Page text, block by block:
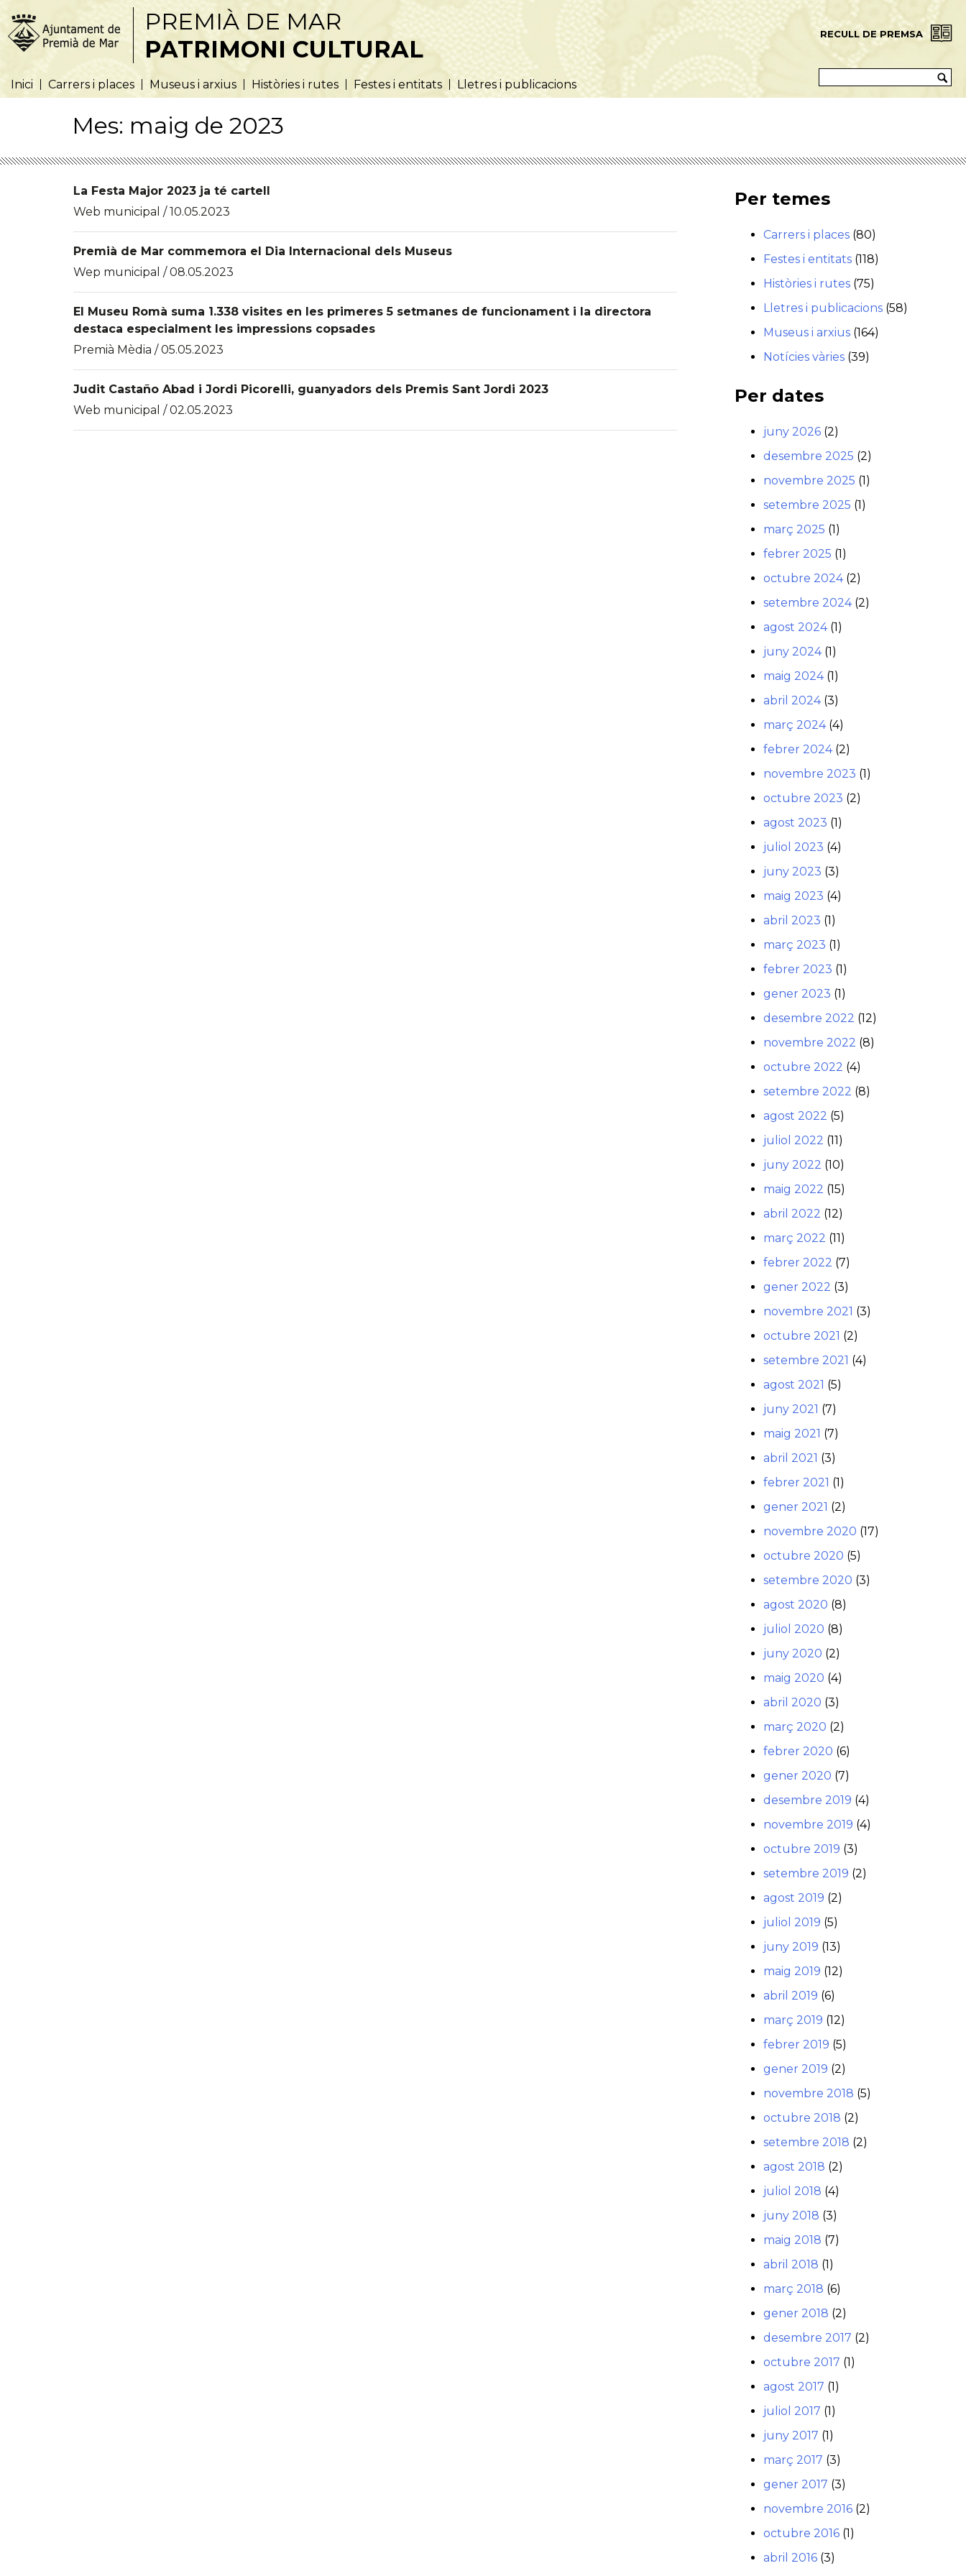
PREMIÀ DE MAR
PATRIMONI CULTURAL
Inici Carrers i places Museus i arxius Històries i rutes Festes i entitats Lletres i publicacions
RECULL DE PREMSA
Mes: maig de 2023
La Festa Major 2023 ja té cartell
Web municipal / 10.05.2023
Premià de Mar commemora el Dia Internacional dels Museus
Wep municipal / 08.05.2023
El Museu Romà suma 1.338 visites en les primeres 5 setmanes de funcionament i la directora
destaca especialment les impressions copsades
Premià Mèdia / 05.05.2023
Judit Castaño Abad i Jordi Picorelli, guanyadors dels Premis Sant Jordi 2023
Web municipal / 02.05.2023
Per temes
Carrers i places (80)
Festes i entitats (118)
Històries i rutes (75)
Lletres i publicacions (58)
Museus i arxius (164)
Notícies vàries (39)
Per dates
juny 2026 (2)
desembre 2025 (2)
novembre 2025 (1)
setembre 2025 (1)
març 2025 (1)
febrer 2025 (1)
octubre 2024(2)
setembre 2024(2)
agost 2024(1)
juny 2024(1)
maig 2024(1)
abril 2024(3)
març 2024(4)
febrer 2024(2)
novembre 2023 (1)
octubre 2023 (2)
agost 2023 (1)
juliol 2023 (4)
juny 2023 (3)
maig 2023 (4)
abril 2023 (1)
març 2023 (1)
febrer 2023 (1)
gener 2023 (1)
desembre 2022 (12)
novembre 2022 (8)
octubre 2022 (4)
setembre 2022 (8)
agost 2022 (5)
juliol 2022 (11)
juny 2022 (10)
maig 2022 (15)
abril 2022 (12)
març 2022 (11)
febrer 2022 (7)
gener 2022 (3)
novembre 2021 (3)
octubre 2021 (2)
setembre 2021 (4)
agost 2021 (5)
juny 2021 (7)
maig 2021 (7)
abril 2021 (3)
febrer 2021 (1)
gener 2021 (2)
novembre 2020 (17)
octubre 2020 (5)
setembre 2020 (3)
agost 2020 (8)
juliol 2020 (8)
juny 2020 (2)
maig 2020 (4)
abril 2020 (3)
març 2020 (2)
febrer 2020 (6)
gener 2020 (7)
desembre 2019 (4)
novembre 2019 (4)
octubre 2019 (3)
setembre 2019 (2)
agost 2019 (2)
juliol 2019 (5)
juny 2019 (13)
maig 2019 (12)
abril 2019 (6)
març 2019 (12)
febrer 2019 (5)
gener 2019 (2)
novembre 2018 (5)
octubre 2018 (2)
setembre 2018 (2)
agost 2018 (2)
juliol 2018 (4)
juny 2018 (3)
maig 2018 (7)
abril 2018 (1)
març 2018 (6)
gener 2018 (2)
desembre 2017 (2)
octubre 2017 (1)
agost 2017 (1)
juliol 2017 (1)
juny 2017 (1)
març 2017 (3)
gener 2017 (3)
novembre 2016 (2)
octubre 2016 (1)
abril 2016 (3)